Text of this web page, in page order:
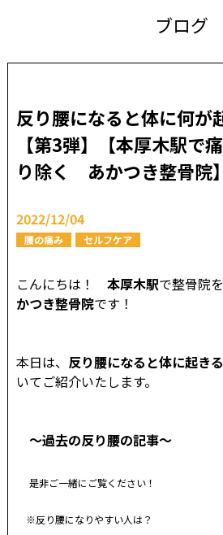
ブログ
反り腰になると体に何が
【第3弾】【本厚木駅で
り除く あかつき整骨院】
2022/12/04
腰の痛み セルフケア
こんにちは！ 本厚木駅で整骨院
かつき整骨院です！
本日は、 反り腰になると体に起きる
いてご紹介いたします。
～過去の反り腰の記事～
是非ご一緒にご覧ください！
※反り腰になりやすい人は？